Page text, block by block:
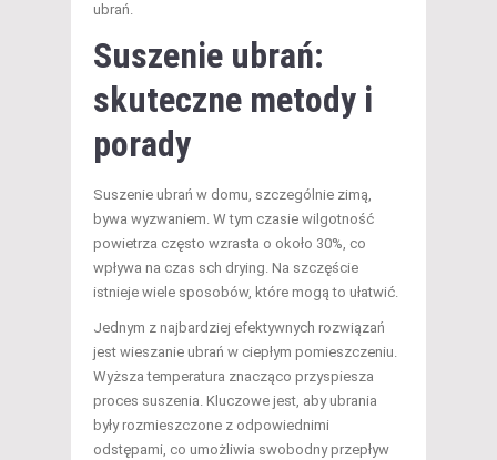
ubrań.
Suszenie ubrań:
skuteczne metody i
porady
Suszenie ubrań w domu, szczególnie zimą,
bywa wyzwaniem. W tym czasie wilgotność
powietrza często wzrasta o około 30%, co
wpływa na czas sch drying. Na szczęście
istnieje wiele sposobów, które mogą to ułatwić.
Jednym z najbardziej efektywnych rozwiązań
jest wieszanie ubrań w ciepłym pomieszczeniu.
Wyższa temperatura znacząco przyspiesza
proces suszenia. Kluczowe jest, aby ubrania
były rozmieszczone z odpowiednimi
odstępami, co umożliwia swobodny przepływ